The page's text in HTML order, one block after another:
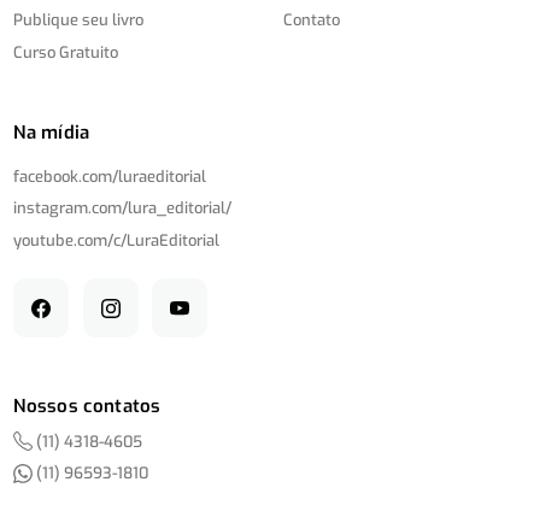
Publique seu livro
Curso Gratuito
Contato
Na mídia
facebook.com/luraeditorial
instagram.com/lura_editorial/
youtube.com/c/LuraEditorial
Nossos contatos
(11) 4318-4605
(11) 96593-1810